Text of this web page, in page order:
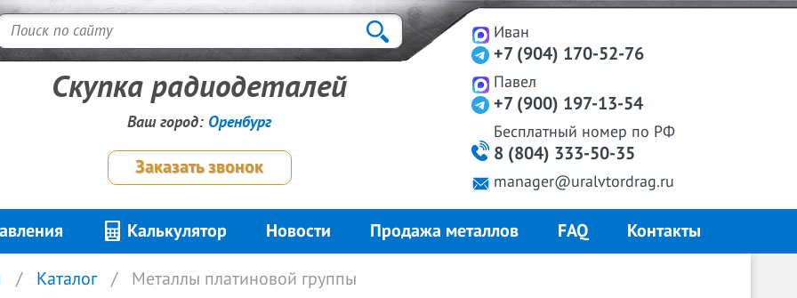
Иван
+7 (904) 170-52-76
Павел
+7 (900) 197-13-54
Бесплатный номер по РФ
8 (804) 333-50-35
manager@uralvtordrag.ru
Скупка радиодеталей
Ваш город: Оренбург
Заказать звонок
Калькулятор Новости Продажа металлов FAQ Контакты
Каталог Металлы платиновой группы